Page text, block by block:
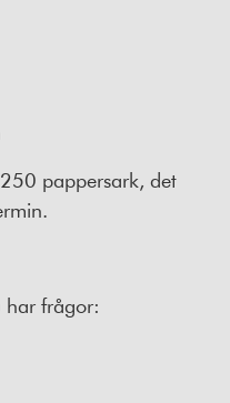
pappersark, det
har frågor: